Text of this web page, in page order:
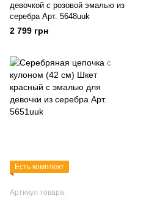
девочкой с розовой эмалью из
серебра Арт. 5648uuk
2 799 грн
Есть комплект
Артикул товара: